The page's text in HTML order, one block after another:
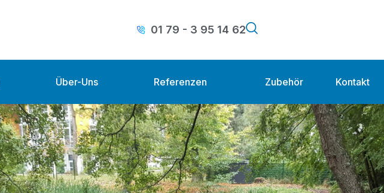
01 79 - 3 95 14 62
Über-Uns Referenzen Zubehör Kontakt